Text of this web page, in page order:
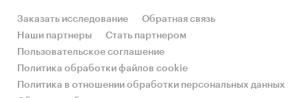
Заказать исследование
Обратная связь
Наши партнеры
Стать партнером
Пользовательское соглашение
Политика обработки файлов cookie
Политика в отношении обработки персональных данных